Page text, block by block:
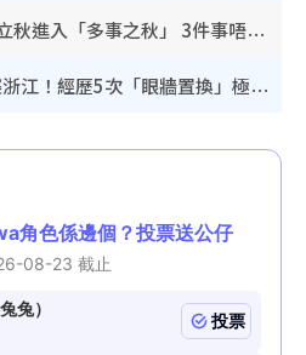
立秋2026｜8月7日立秋進入「多事之秋」 3件事唔做得！專家教6招開運 清枱頭／銀包納氣接好運
颱風白海豚料周日襲浙江！經歷5次「眼牆置換」極罕見 成登陸內地最長途颱風